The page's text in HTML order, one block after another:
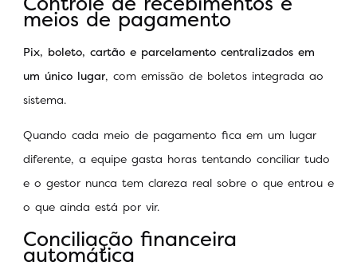
meios de pagamento
Pix, boleto, cartão e parcelamento centralizados em
um único lugar, com emissão de boletos integrada ao
sistema.
Quando cada meio de pagamento fica em um lugar
diferente, a equipe gasta horas tentando conciliar tudo
e o gestor nunca tem clareza real sobre o que entrou e
o que ainda está por vir.
Conciliação financeira
automática